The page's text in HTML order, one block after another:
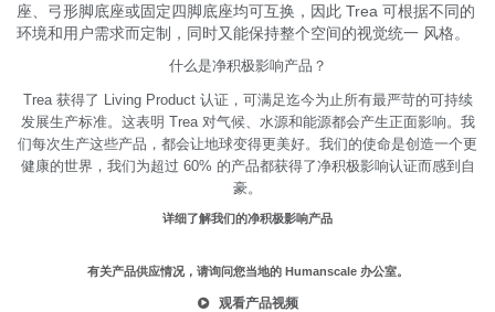
座、弓形脚底座或固定四脚底座均可互换，因此 Trea 可根据不同的
环境和用户需求而定制，同时又能保持整个空间的视觉统一 风格。
什么是净积极影响产品？
Trea 获得了 Living Product 认证，可满足迄今为止所有最严苛的可持续
发展生产标准。这表明 Trea 对气候、水源和能源都会产生正面影响。我
们每次生产这些产品，都会让地球变得更美好。我们的使命是创造一个更
健康的世界，我们为超过 60% 的产品都获得了净积极影响认证而感到自
豪。
详细了解我们的净积极影响产品
有关产品供应情况，请询问您当地的 Humanscale 办公室。
观看产品视频